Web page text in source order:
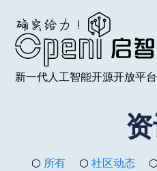
⬡ 所有 ⬡ 社区动态 ⬡